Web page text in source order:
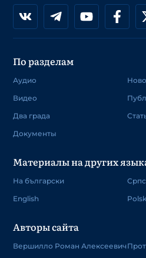
По разделам
Аудио
Видео
Два града
Документы
Материалы на других
На български
English
Авторы сайта
Вершилло Роман Алексеевич